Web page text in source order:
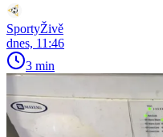
SportyŽivě
dnes, 11:46
3 min